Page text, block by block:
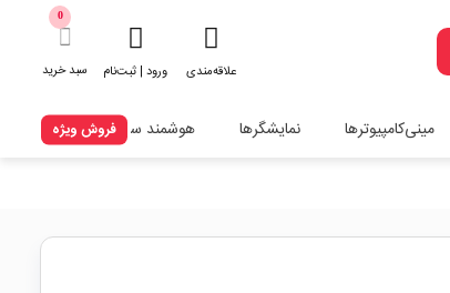
علاقه‌مندی ورود | ثبت‌نام
0
سبد خرید
مینی‌کامپیوترها نمایشگرها هوشمند سازیفروش ویژه